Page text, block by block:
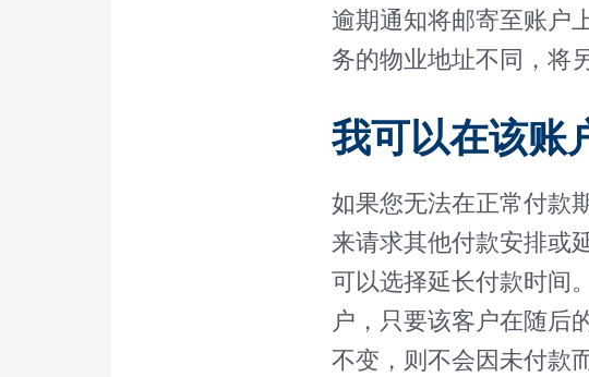
逾期通知将邮寄至账户
务的物业地址不同，将
我可以在该账
如果您无法在正常付款
来请求其他付款安排或
可以选择延长付款时间
户，只要该客户在随后
不变，则不会因未付款